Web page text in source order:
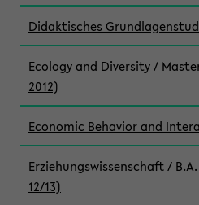
Didaktisches
Ecology and Diversity /
2012)
Economic Behavior and
Erziehungswissenschaft /
12/13)